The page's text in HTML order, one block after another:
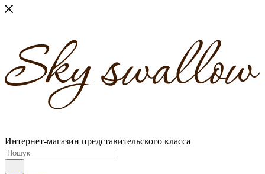
Интернет-магазин представительского класса